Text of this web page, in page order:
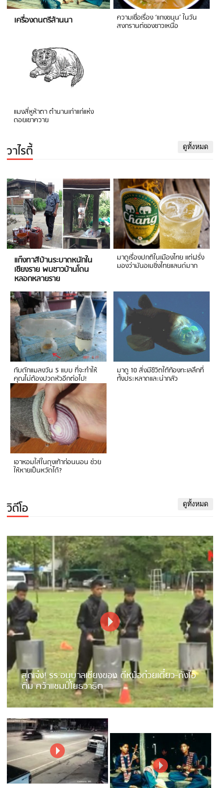
เครื่องดนตรีล้านนา ความเชื่อเรื่อง ‘แกงขนุน’ ในวัน
สงกรานต์ของชาวเหนือ
แมงสี่หูห้าตา ตำนานเก่าแก่แห่ง
ดอยเขาควาย
วาไรตี้ ดูทั้งหมด
แก๊งทาสีบ้านระบาดหนักใน
เชียงราย พบชาวบ้านโดน
หลอกหลายราย
มาดูเรื่องปกติในเมืองไทย แต่ฝรั่ง
มองว่ามันอเมซิ่งไทยแลนด์มาก
กับดักแมลงวัน 5 แบบ ที่จะทำให้
คุณไม่ต้องปวดหัวอีกต่อไป!
มาดู 10 สิ่งมีชีวิตใต้ท้องทะเลลึกที่
ทั้งประหลาดและน่ากลัว
เอาหอมใส่ในถุงเท้าก่อนนอน ช่วย
ให้หายเป็นหวัดได้?
วิดีโอ ดูทั้งหมด
สุดเจ๋ง! รร.อนุบาลเชียงของ ตีหม้อก๋วยเตี๋ยว-ถังไอ
ติม คว้าแชมป์โยธวาธิต